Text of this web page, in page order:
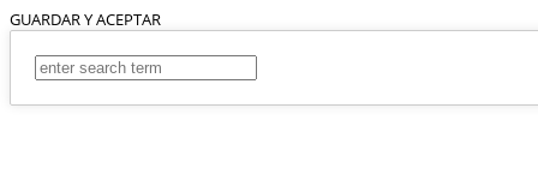
GUARDAR Y ACEPTAR